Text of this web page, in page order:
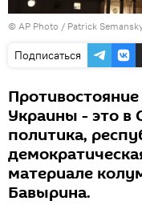
© AP Photo / Patrick
Подписаться
Украины - это в
политика,
материале
Бавырина.